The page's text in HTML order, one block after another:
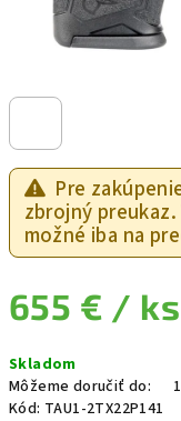
Pre
zbrojný
možné iba na
655 € / ks
Skladom
Môžeme doručiť do:
Kód: TAU1-2TX22P141